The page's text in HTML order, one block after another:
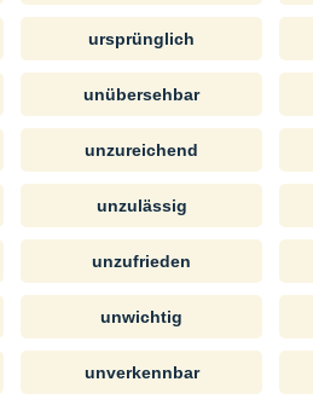
ursprünglich
unübersehbar
unzureichend
unzulässig
unzufrieden
unwichtig
unverkennbar